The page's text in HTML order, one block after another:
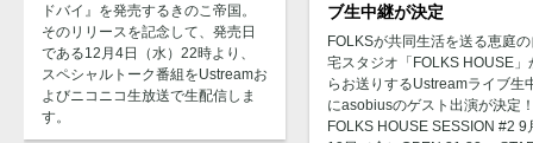
ドバイ』を発売するきのこ帝国。
そのリリースを記念して、発売日
である12月4日（水）22時より、
スペシャルトーク番組をUstreamお
よびニコニコ生放送で生配信しま
す。
ブ生中継が決定
FOLKSが共同生活を送る恵庭
宅スタジオ「FOLKS HOUSE」
らお送りするUstreamライブ生
にasobiusのゲスト出演が決定
FOLKS HOUSE SESSION #2 9